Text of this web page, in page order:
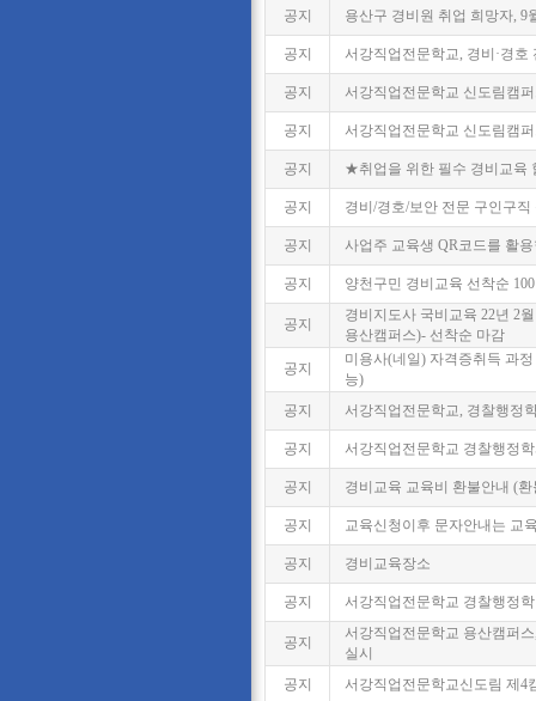
공지
용산구 경비원 취업 희망자, 9
공지 서강직업전문학교, 경비·경호
공지 서강직업전문학교 신도림캠
공지 서강직업전문학교 신도림캠
공지 ★취업을 위한 필수 경비교육
공지 경비/경호/보안 전문 구인구
공지 사업주 교육생 QR코드를 활
공지 양천구민 경비교육 선착순
공지
경비지도사 국비교육 22년 2
용산캠퍼스)- 선착순 마감
공지
미용사(네일) 자격증취득 과
능)
공지
서강직업전문학교, 경찰행정
공지 서강직업전문학교 경찰행정
공지 경비교육 교육비 환불안내 (
공지 교육신청이후 문자안내는 교
공지 경비교육장소
공지 서강직업전문학교 경찰행정
공지
서강직업전문학교 용산캠퍼
실시
공지
서강직업전문학교신도림 제4